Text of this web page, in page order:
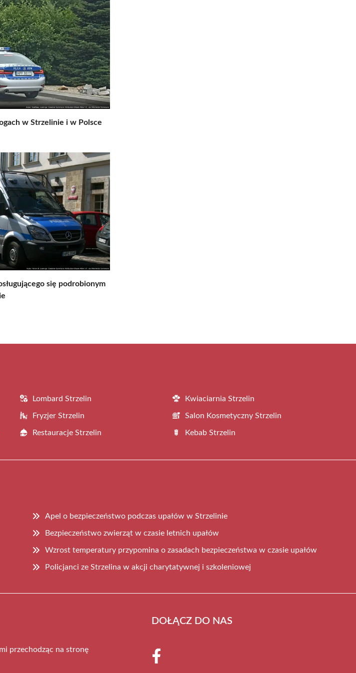
w Strzelinie i w Polsce
się podrobionym
Lombard Strzelin Kwiaciarnia Strzelin
Fryzjer Strzelin Salon Kosmetyczny Strzelin
Restauracje Strzelin Kebab Strzelin
Apel o bezpieczeństwo podczas upałów w Strzelinie
Bezpieczeństwo zwierząt w czasie letnich upałów
Wzrost temperatury przypomina o zasadach bezpieczeństwa w czasie upałów
Policjanci ze Strzelina w akcji charytatywnej i szkoleniowej
przechodząc na stronę
DOŁĄCZ DO NAS